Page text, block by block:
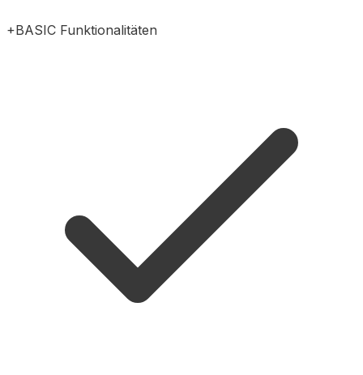
+BASIC Funktionalitäten